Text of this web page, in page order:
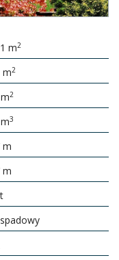
m2
m2
2
3
m
m